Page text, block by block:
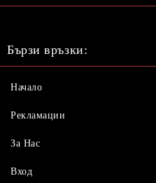
Бързи връзки:
Начало
Рекламации
За Нас
Вход